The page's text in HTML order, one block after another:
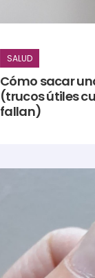
SALUD
Cómo sacar
(trucos útiles
fallan)